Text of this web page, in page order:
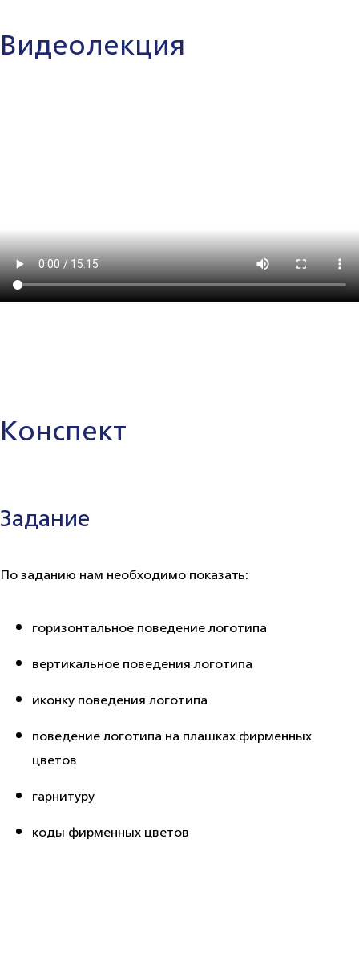
Видеолекция
Конспект
Задание
По заданию нам необходимо показать:
горизонтальное поведение логотипа
вертикальное поведения логотипа
иконку поведения логотипа
поведение логотипа на плашках фирменных
цветов
гарнитуру
коды фирменных цветов